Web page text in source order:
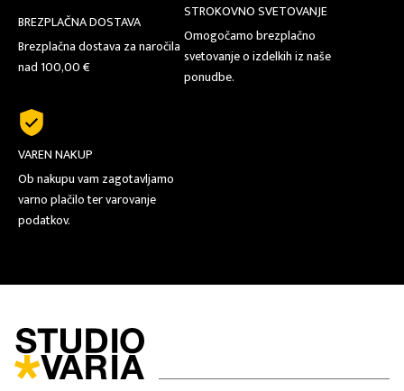
BREZPLAČNA DOSTAVA
Brezplačna dostava za naročila
nad 100,00 €
STROKOVNO SVETOVANJE
Omogočamo brezplačno
svetovanje o izdelkih iz naše
ponudbe.
VAREN NAKUP
Ob nakupu vam zagotavljamo
varno plačilo ter varovanje
podatkov.